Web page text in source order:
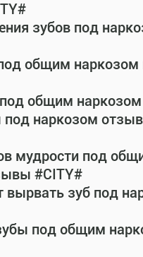
зубов под
общим наркозом
под общим
под наркозом
мудрости под
#CITY#
вырвать зуб под
под общим